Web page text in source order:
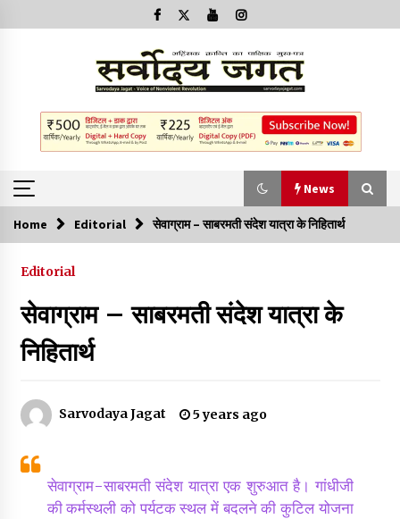
News
News
2 years ago
Home Editorial सेवाग्राम – साबरमती संदेश यात्रा के निहितार्थ
Editorial
सेवाग्राम – साबरमती संदेश यात्रा के
निहितार्थ
Sarvodaya Jagat 5 years ago
सेवाग्राम-साबरमती संदेश यात्रा एक शुरुआत है। गांधीजी
की कर्मस्थली को पर्यटक स्थल में बदलने की कुटिल योजना